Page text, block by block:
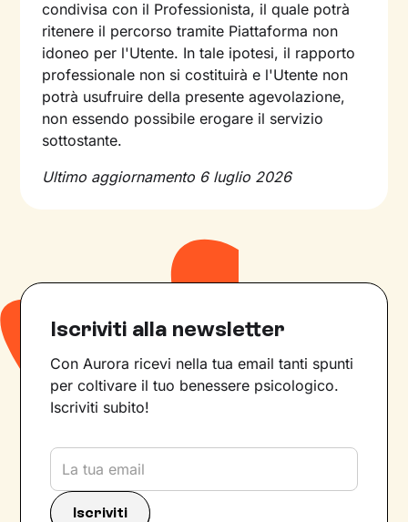
condivisa con il Professionista, il quale potrà
ritenere il percorso tramite Piattaforma non
idoneo per l'Utente. In tale ipotesi, il rapporto
professionale non si costituirà e l'Utente non
potrà usufruire della presente agevolazione,
non essendo possibile erogare il servizio
sottostante.
Ultimo aggiornamento 6 luglio 2026
Iscriviti alla newsletter
Con Aurora ricevi nella tua email tanti spunti
per coltivare il tuo benessere psicologico.
Iscriviti subito!